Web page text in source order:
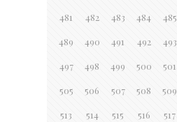
481 482 483 484 485
489 490 491 492 493
497 498 499 500 501
505 506 507 508 509
513 514 515 516 517